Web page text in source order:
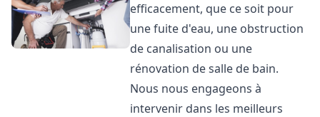
efficacement, que ce soit pour
une fuite d'eau, une obstruction
de canalisation ou une
rénovation de salle de bain.
Nous nous engageons à
intervenir dans les meilleurs